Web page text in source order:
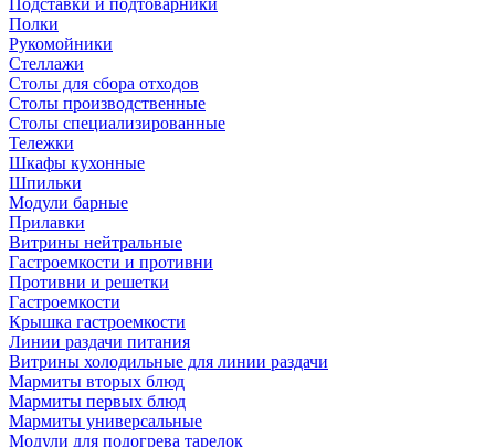
Подставки и подтоварники
Полки
Рукомойники
Стеллажи
Столы для сбора отходов
Столы производственные
Столы специализированные
Тележки
Шкафы кухонные
Шпильки
Модули барные
Прилавки
Витрины нейтральные
Гастроемкости и противни
Противни и решетки
Гастроемкости
Крышка гастроемкости
Линии раздачи питания
Витрины холодильные для линии раздачи
Мармиты вторых блюд
Мармиты первых блюд
Мармиты универсальные
Модули для подогрева тарелок